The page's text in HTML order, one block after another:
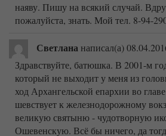
наяву. Пишу на всякий случай.
пожалуйста, знать. Мой тел. 8-94-
Светлананаписал(а)
Здравствуйте, батюшка. В 2001-м
который не выходит у меня из
ход Архангельской епархии во
шевствует к железнодорожному
великую святыню - чудотворную
Ошевенскую. Всё бы ничего, да